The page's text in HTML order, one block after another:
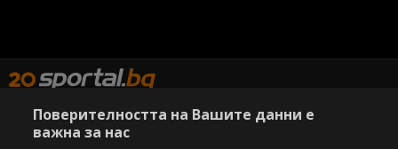
Поверителността на Вашите данни е
важна за нас